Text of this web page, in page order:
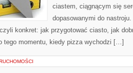
ciastem, ciągnącym się
dopasowanymi do
konkret: jak przygotować ciasto, jak
tego momentu, kiedy pizza wychodzi […]